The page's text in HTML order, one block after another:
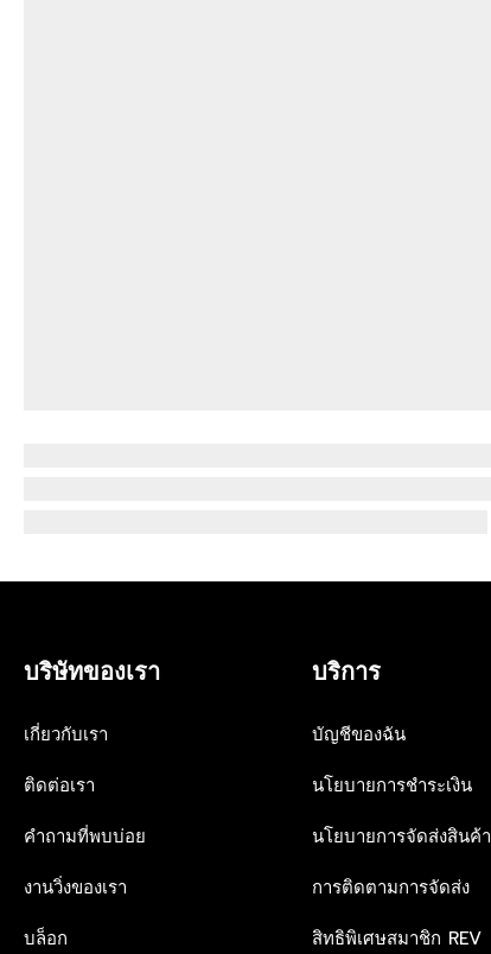
บริษัทของเรา
เกี่ยวกับเรา
ติดต่อเรา
คำถามที่พบบ่อย
งานวิ่งของเรา
บล็อก
บริการ
บัญชีของฉัน
นโยบายการชำระเงิน
นโยบายการจัดส่งสินค้า
การติดตามการจัดส่ง
สิทธิพิเศษสมาชิก REV